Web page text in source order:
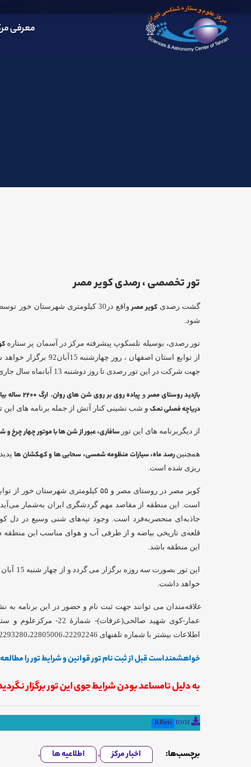
معرفی
تور تخصصی ، رصدى کویر مصر
گشت رصدیکویر مصر واقع در30 کیلومتری شهرستان خور توسط
شود.
تور رصدی، بوسیله تلسكوپ پيشرفته مركز در آسمان پر ستاره
از توابع استان اصفهان ،
جهت شرکت در این تور رصدی تا روز دوشنبه 13 آبانماه سال جاری ثبت نام نمایند.
بازدید روستای مصر و پیاده روی بر روی شن های روان، ارگ 2200 ساله بیاضه، تالاب و نخلستان گرمه،
دریاچه فصلی نمک و شب نشینی کنار آتش از جمله برنامه های
از دیگربرنامه های این تور سافاری، عبور از شن ها با موتور چهار چرخ و
همچنین رصد ماه، سیارات منظومه شمسی، سحابی ها و کهکشان ها
ریزی شده است.
کویر مصر در روستای مصر و ۵۵ کیلومتری
است. این منطقه از مقاصد مهم گردشگری ایران به‌شمار
جاذبه‌ای منحصربه‌فرد است. وجود تپه‌های شنی وسیع در دل
قلعه‌ی تاریخی بیاضه و از طرفی آب و هوای مناسب این منطقه
این منطقه باشد.
خواهد داشت.
علاقه‌مندان می توانند جهت ثبت نام و حضور در این برنامه به
عمار-کوی شهید
اطلاعات بیشتر با شماره تلفنهای 22293280،22805006،22292246 (داخلی211) تماس بگیرند.
خواهشمنداست قبل از ثبت نام تور قوانین و شرایط تور را مطالعه
به دلیل نامساعد بودن شرایط جوی این تور برگزار
261 KB
برچسب‌ها: اخبار مرکز , اطلاعیه ها ,